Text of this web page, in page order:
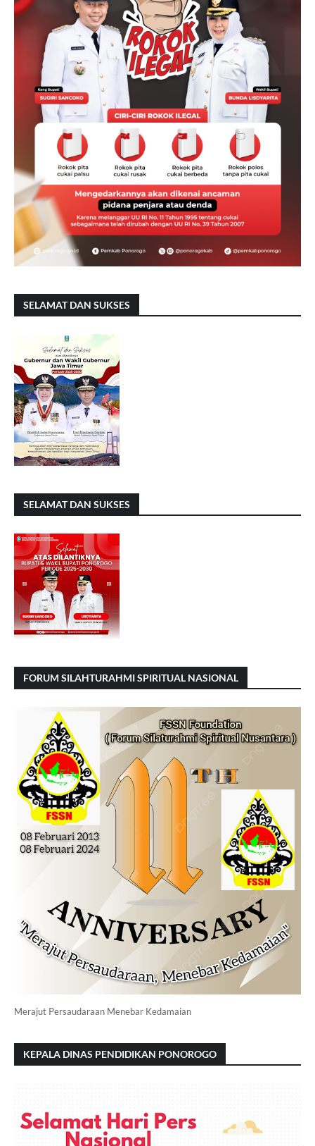
SELAMAT DAN SUKSES
SELAMAT DAN SUKSES
FORUM SILAHTURAHMI SPIRITUAL NASIONAL
Merajut Persaudaraan Menebar Kedamaian
KEPALA DINAS PENDIDIKAN PONOROGO